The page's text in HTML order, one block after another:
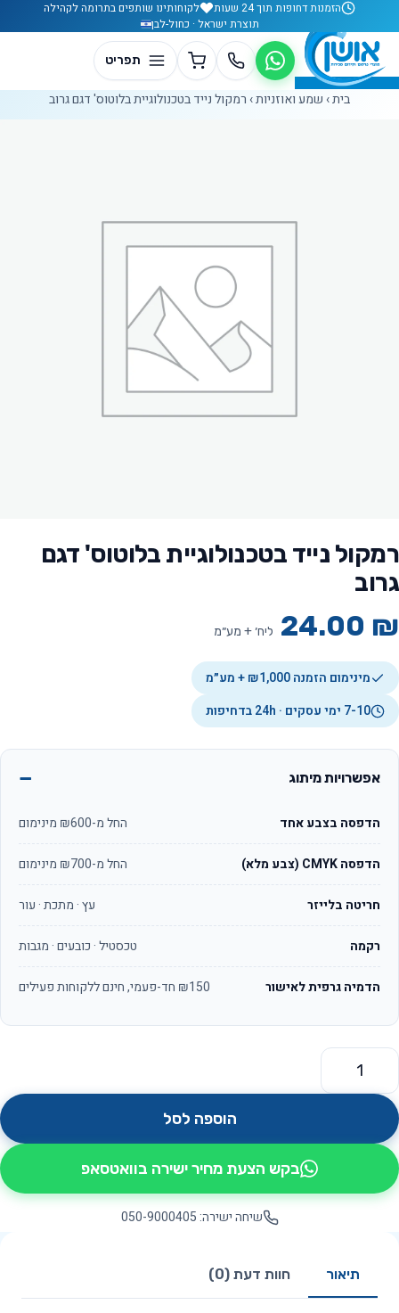
דלג לתוכןהזמנות דחופות תוך 24 שעות
לקוחותינו שותפים בתרומה לקהילה
תוצרת ישראל · כחול-לבן
בית› שמע ואוזניות› רמקול נייד בטכנולוגיית בלוטוס' דגם גרוב
רמקול נייד בטכנולוגיית בלוטוס' דגם
גרוב
24.00 ₪ ליח׳ + מע״מ
מינימום הזמנה ₪1,000 + מע״מ
7-10 ימי עסקים · 24h בדחיפות
אפשרויות מיתוג
הדפסה בצבע אחד החל מ-₪600 מינימום
הדפסה CMYK (צבע מלא) החל מ-₪700 מינימום
חריטה בלייזר עץ · מתכת · עור
רקמה טכסטיל · כובעים · מגבות
הדמיה גרפית לאישור ₪150 חד-פעמי, חינם ללקוחות פעילים
כמות של רמקול נייד בטכנולוגיית בלוטוס' דגם גרוב
הוספה לסל
בקש הצעת מחיר ישירה בוואטסאפ
שיחה ישירה: 050-9000405
תיאור חוות דעת (0)